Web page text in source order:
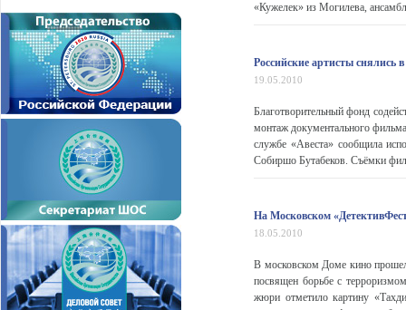
«Кужелек» из Могилева,
Российские артисты снялись
19.05.2010
Благотворительный фонд
монтаж документального
службе «Авеста» сообщила
Собиршо Бутабеков. Съёмки
На Московском
18.05.2010
В московском Доме кино
посвящен борьбе с
жюри отметило картину